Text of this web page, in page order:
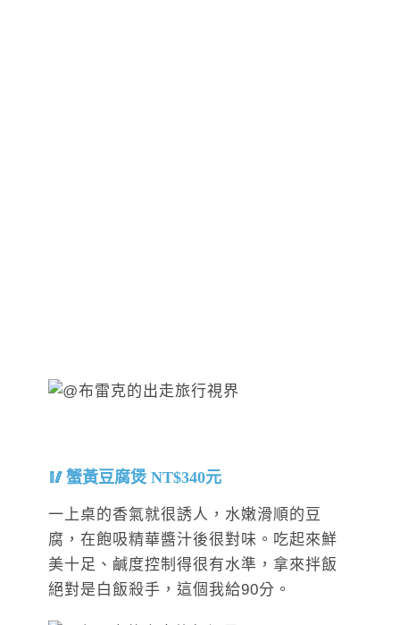
蟹黃豆腐煲 NT$340元
一上桌的香氣就很誘人，水嫩滑順的豆
腐，在飽吸精華醬汁後很對味。吃起來鮮
美十足、鹹度控制得很有水準，拿來拌飯
絕對是白飯殺手，這個我給90分。